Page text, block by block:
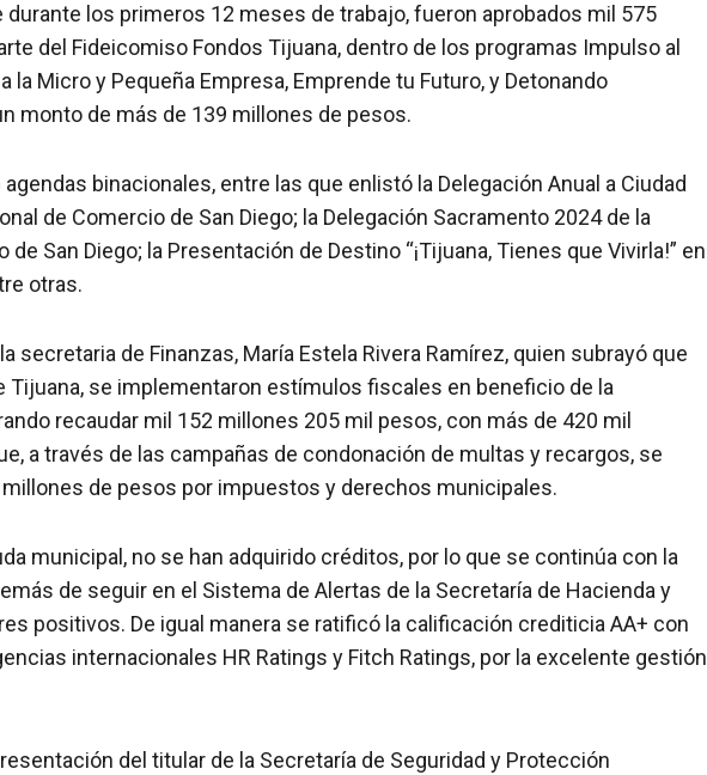
los primeros 12 meses de trabajo, fueron aprobados mil 575
del Fideicomiso Fondos Tijuana, dentro de los programas Impulso al
la Micro y Pequeña Empresa, Emprende tu Futuro, y Detonando
monto de más de 139 millones de pesos.
binacionales, entre las que enlistó la Delegación Anual a Ciudad
de Comercio de San Diego; la Delegación Sacramento 2024 de la
San Diego; la Presentación de Destino “¡Tijuana, Tienes que Vivirla!” en
otras.
secretaria de Finanzas, María Estela Rivera Ramírez, quien subrayó que
Tijuana, se implementaron estímulos fiscales en beneficio de la
recaudar mil 152 millones 205 mil pesos, con más de 420 mil
a través de las campañas de condonación de multas y recargos, se
de pesos por impuestos y derechos municipales.
municipal, no se han adquirido créditos, por lo que se continúa con la
de seguir en el Sistema de Alertas de la Secretaría de Hacienda y
positivos. De igual manera se ratificó la calificación crediticia AA+ con
internacionales HR Ratings y Fitch Ratings, por la excelente gestión
del titular de la Secretaría de Seguridad y Protección